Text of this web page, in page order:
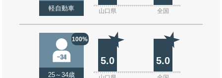
軽自動車 山口県 全国
100%
25～34歳
5.0 5.0